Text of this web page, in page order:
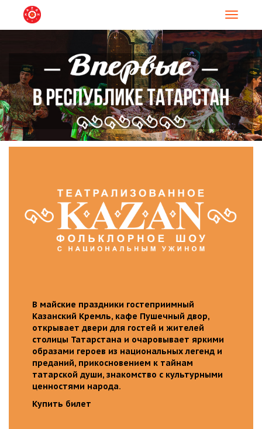
В майские праздники гостеприимный
Казанский Кремль, кафе Пушечный двор,
открывает двери для гостей и жителей
столицы Татарстана и очаровывает яркими
образами героев из национальных легенд и
преданий, прикосновением к тайнам
татарской души, знакомство с культурными
ценностями народа.
Купить билет